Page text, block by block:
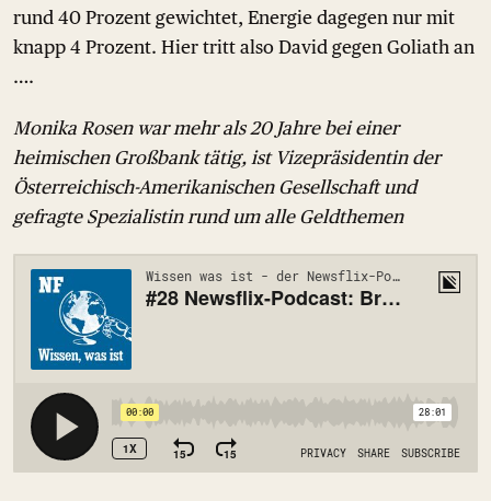
rund 40 Prozent gewichtet, Energie dagegen nur mit
knapp 4 Prozent. Hier tritt also David gegen Goliath an
….
Monika Rosen war mehr als 20 Jahre bei einer
heimischen Großbank tätig, ist Vizepräsidentin der
Österreichisch-Amerikanischen Gesellschaft und
gefragte Spezialistin rund um alle Geldthemen